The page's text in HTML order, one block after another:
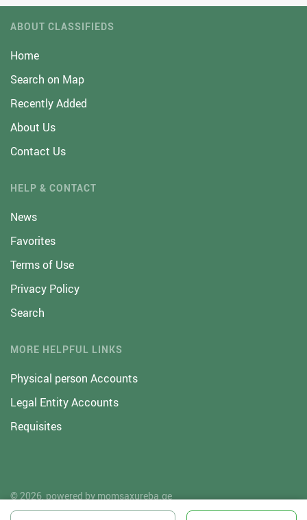
ABOUT CLASSIFIEDS
Home
Search on Map
Recently Added
About Us
Contact Us
HELP & CONTACT
News
Favorites
Terms of Use
Privacy Policy
Search
MORE HELPFUL LINKS
Physical person Accounts
Legal Entity Accounts
Requisites
© 2026, powered by momsaxureba.ge